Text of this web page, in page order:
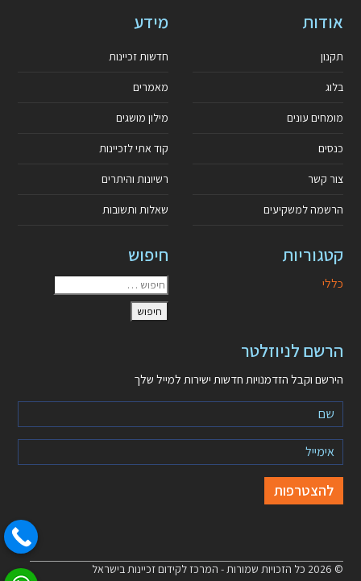
אודות
תקנון
בלוג
מומחים עונים
כנסים
צור קשר
הרשמה למשקיעים
מידע
חדשות זכיינות
מאמרים
מילון מושגים
קוד אתי לזכיינות
רשיונות והיתרים
שאלות ותשובות
קטגוריות
כללי
חיפוש
הרשם לניוזלטר
הירשם וקבל הזדמנויות חדשות ישירות למייל שלך
© 2026 כל הזכויות שמורות - המרכז לקידום זכיינות בישראל